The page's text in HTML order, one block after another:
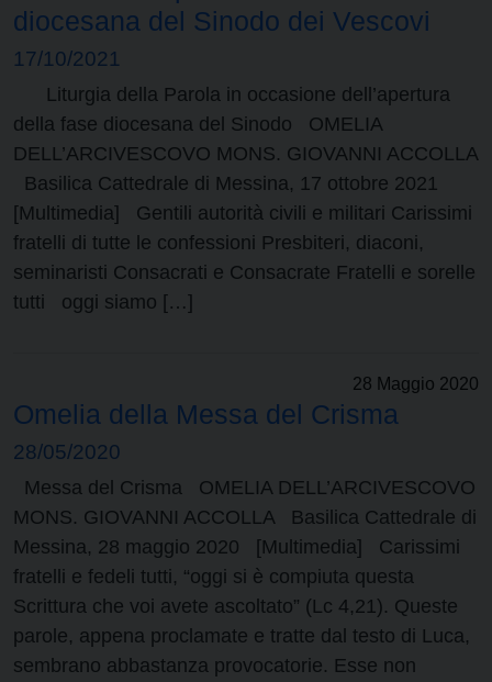
diocesana del Sinodo dei Vescovi
17/10/2021
Liturgia della Parola in occasione dell’apertura
della fase diocesana del Sinodo OMELIA
DELL’ARCIVESCOVO MONS. GIOVANNI ACCOLLA
Basilica Cattedrale di Messina, 17 ottobre 2021
[Multimedia] Gentili autorità civili e militari Carissimi
fratelli di tutte le confessioni Presbiteri, diaconi,
seminaristi Consacrati e Consacrate Fratelli e sorelle
tutti oggi siamo […]
28 Maggio 2020
Omelia della Messa del Crisma
28/05/2020
Messa del Crisma OMELIA DELL’ARCIVESCOVO
MONS. GIOVANNI ACCOLLA Basilica Cattedrale di
Messina, 28 maggio 2020 [Multimedia] Carissimi
fratelli e fedeli tutti, “oggi si è compiuta questa
Scrittura che voi avete ascoltato” (Lc 4,21). Queste
parole, appena proclamate e tratte dal testo di Luca,
sembrano abbastanza provocatorie. Esse non